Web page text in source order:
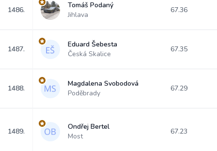
1486.
Tomáš Podaný
Jihlava
67.36
1487.
Eduard Šebesta
Česká Skalice
67.35
1488.
Magdalena Svobodová
Poděbrady
67.29
1489.
Ondřej Bertel
Most
67.23